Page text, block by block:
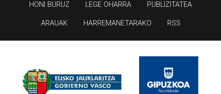
HONI BURUZ LEGE OHARRA PUBLIZITATEA
ARAUAK HARREMANETARAKO RSS